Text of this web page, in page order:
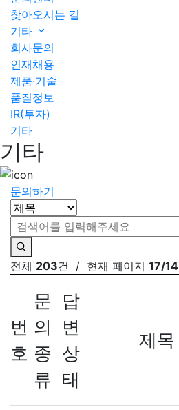
찾아오시는 길
기타
회사문의
인재채용
제품·기술
품질정보
IR(투자)
기타
기타
문의하기
전체 203건 / 현재 페이지 17/14
번
호
문
의
종
류
답
변
상
태
제목